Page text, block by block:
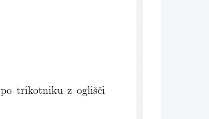
po trikotniku z oglisci